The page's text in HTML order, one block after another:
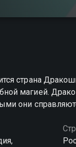
страна
магией.
они